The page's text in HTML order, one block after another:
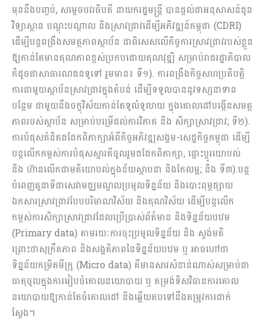
មុននឹងបញ្ចប់, សម្ដេចបវរធិបតី នាយករដ្ឋមន្ត្រី បានផ្តល់ជាអនុសាសន៍ជូន
វិទ្យាស្ថាន បណ្ដុះបណ្ដាល និងស្រាវជ្រាវដើម្បីអភិវឌ្ឍន៍កម្ពុជា (CDRI)
ដើម្បីបន្តពង្រឹងសមត្ថភាពស្ថាប័ន ជាពិសេសលើកិច្ចការស្រាវជ្រាវរបស់ខ្លួន
ឱ្យកាន់តែមានគុណភាពខ្ពស់ប្រកបដោយគុណវុឌ្ឍិ សម្រាប់រាជរដ្ឋាភិបាល
ក៏ដូចជាសាធារណជនទូទៅ រួមមាន៖ ទី១). ការពង្រឹងកិច្ចសហប្រតិបត្តិ
ការជាមួយស្ថាប័នស្រាវជ្រាវ​ក្នុងតំបន់ ដើម្បីទទួលបាននូវទស្សនាទាន
បន្ថែម ជាមួយនឹងចក្ខុវិស័យកាន់តែទូលំទូលាយ ក្នុងគោលដៅបង្កើនសមត្ថ
ភាពរបស់ស្ថាប័ន សម្រាប់បម្រើដល់ការវិភាគ និង សិក្សាស្រាវជ្រាវ; ទី២).
ការបំផុសគំនិតជជែកពិភាក្សាអំពីកិច្ចអភិវឌ្ឍសង្គម-សេដ្ឋកិច្ចកម្ពុជា ដើម្បី
បន្តលើកកម្ពស់ការបំផុសស្មារតីចូលរួមជជែកពិភាក្សា, ផ្តោះប្តូរយោបល់
និង ហ៊ានលើកជាមតិយោបល់ក្នុងន័យស្ថាបនា និងកែលម្អ; និង ទី៣).បន្ត
បំពេញតួនាទីជាសេវាមជ្ឈមណ្ឌលប្រមូលទិន្នន័យ និងបោះពុម្ពផ្សាយ
ឯកសារស្រាវជ្រាវបែបបរិមាណវិស័យ និងគុណវិស័យ ដើម្បីបន្តលើក
កម្ពស់ការសិក្សាស្រាវជ្រាវដែលប្រើប្រាស់ព័ត៌មាន និងទិន្នន័យបឋម
(Primary data) តាមរយៈការចុះប្រមូលទិន្នន័យ និង ស្ទង់មតិ
ព្រោះថាសុក្រឹតភាព និងសង្គតិភាពនៃទិន្នន័យបឋម ឬ អាចហៅថា
ទិន្នន័យកម្រិតមីក្រូ (Micro data) គឺមានសារសំខាន់ណាស់សម្រាប់ជា
ធាតុចូលក្នុងការរៀបចំគោលនយោបាយ ឬ តម្រង់ទិសវិធានការគោល
នយោបាយឱ្យកាន់តែចំគោលដៅ និងឆ្លើយតបទៅនឹងតម្រូវការជាក់
ស្តែង។